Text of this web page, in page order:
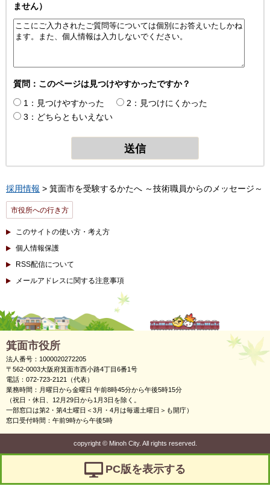
ません）
質問：このページは見つけやすかったですか？
1：見つけやすかった
2：見つけにくかった
3：どちらともいえない
採用情報 > 箕面市を受験するかたへ ～技術職員からのメッセージ～
市役所への行き方
このサイトの使い方・考え方
個人情報保護
RSS配信について
メールアドレスに関する注意事項
箕面市役所
法人番号：1000020272205
〒562-0003大阪府箕面市西小路4丁目6番1号
電話：072-723-2121（代表）
業務時間：月曜日から金曜日 午前8時45分から午後5時15分
（祝日・休日、12月29日から1月3日を除く。
一部窓口は第2・第4土曜日＜3月・4月は毎週土曜日＞も開庁）
窓口受付時間：午前9時から午後5時
copyright ©Minoh City. All rights reserved.
PC版を表示する